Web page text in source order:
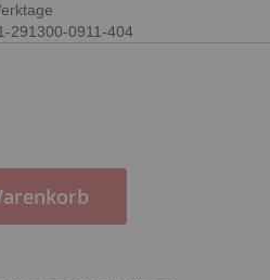
291300-0911-404